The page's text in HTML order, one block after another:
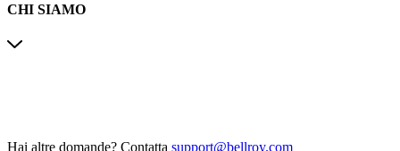
CHI SIAMO
Hai altre domande? Contatta support@bellroy.com